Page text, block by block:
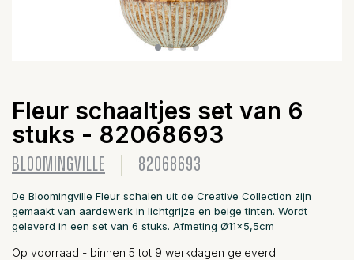
Fleur schaaltjes set van 6
stuks - 82068693
BLOOMINGVILLE 82068693
De Bloomingville Fleur schalen uit de Creative Collection zijn
gemaakt van aardewerk in lichtgrijze en beige tinten. Wordt
geleverd in een set van 6 stuks. Afmeting Ø11x5,5cm
Op voorraad - binnen 5 tot 9 werkdagen geleverd